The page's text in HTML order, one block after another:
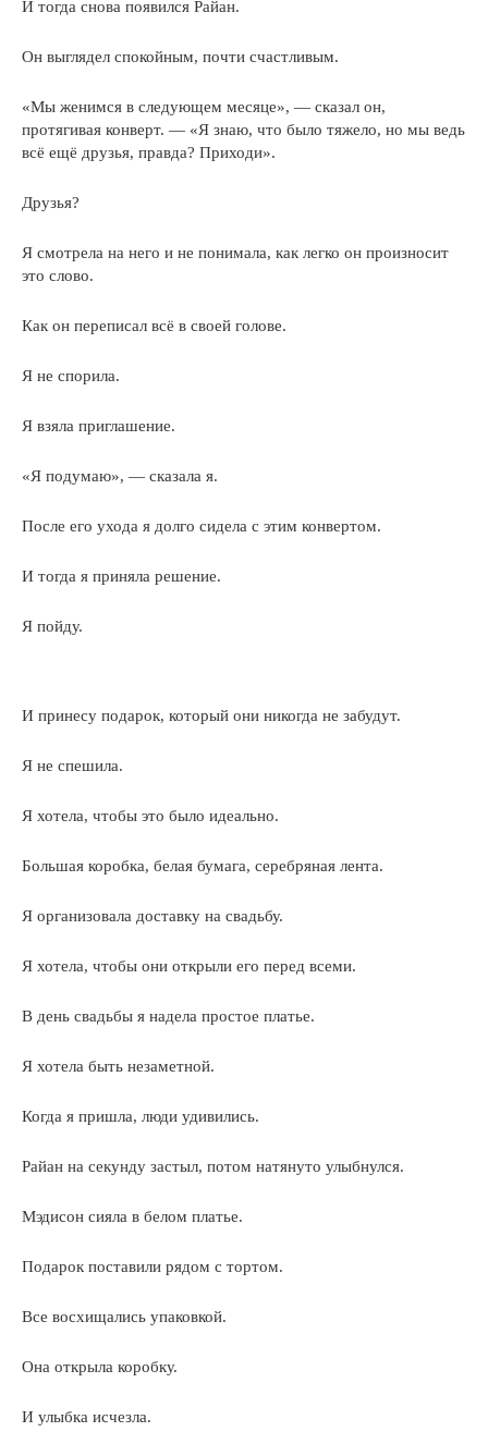
И тогда снова появился Райан.
Он выглядел спокойным, почти счастливым.
«Мы женимся в следующем месяце», — сказал он,
протягивая конверт. — «Я знаю, что было тяжело, но мы ведь
всё ещё друзья, правда? Приходи».
Друзья?
Я смотрела на него и не понимала, как легко он произносит
это слово.
Как он переписал всё в своей голове.
Я не спорила.
Я взяла приглашение.
«Я подумаю», — сказала я.
После его ухода я долго сидела с этим конвертом.
И тогда я приняла решение.
Я пойду.
И принесу подарок, который они никогда не забудут.
Я не спешила.
Я хотела, чтобы это было идеально.
Большая коробка, белая бумага, серебряная лента.
Я организовала доставку на свадьбу.
Я хотела, чтобы они открыли его перед всеми.
В день свадьбы я надела простое платье.
Я хотела быть незаметной.
Когда я пришла, люди удивились.
Райан на секунду застыл, потом натянуто улыбнулся.
Мэдисон сияла в белом платье.
Подарок поставили рядом с тортом.
Все восхищались упаковкой.
Она открыла коробку.
И улыбка исчезла.